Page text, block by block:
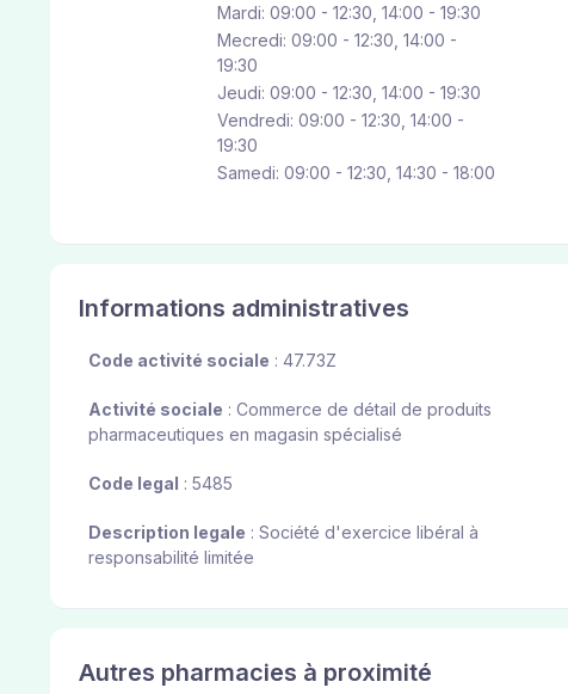
Mardi: 09:00 - 12:30, 14:00 - 19:30
Mecredi: 09:00 - 12:30, 14:00 -
19:30
Jeudi: 09:00 - 12:30, 14:00 - 19:30
Vendredi: 09:00 - 12:30, 14:00 -
19:30
Samedi: 09:00 - 12:30, 14:30 - 18:00
Informations administratives
Code activité sociale : 47.73Z
Activité sociale : Commerce de détail de produits
pharmaceutiques en magasin spécialisé
Code legal : 5485
Description legale : Société d'exercice libéral à
responsabilité limitée
Autres pharmacies à proximité